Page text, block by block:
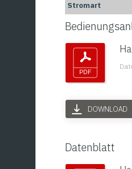
Stromart
DOWNLOAD
Datenblatt